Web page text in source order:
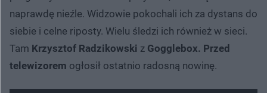
naprawdę nieźle. Widzowie pokochali ich za dystans do
siebie i celne riposty. Wielu śledzi ich również w sieci.
Tam Krzysztof Radzikowski z Gogglebox. Przed
telewizorem ogłosił ostatnio radosną nowinę.